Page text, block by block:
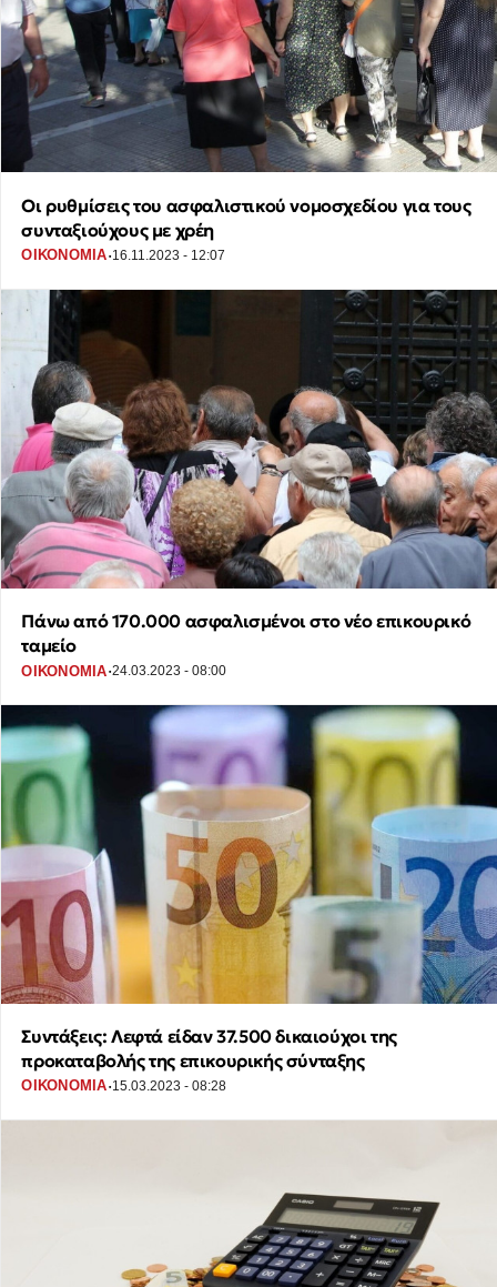
Οι ρυθμίσεις του ασφαλιστικού νομοσχεδίου για τους
συνταξιούχους με χρέη
ΟΙΚΟΝΟΜΙΑ·16.11.2023 - 12:07
Πάνω από 170.000 ασφαλισμένοι στο νέο επικουρικό
ταμείο
ΟΙΚΟΝΟΜΙΑ·24.03.2023 - 08:00
Συντάξεις: Λεφτά είδαν 37.500 δικαιούχοι της
προκαταβολής της επικουρικής σύνταξης
ΟΙΚΟΝΟΜΙΑ·15.03.2023 - 08:28